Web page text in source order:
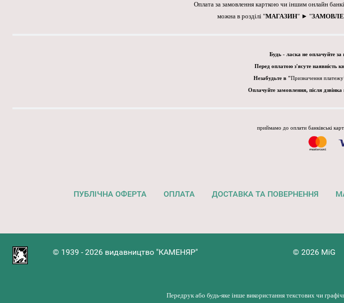
Оплата за замовлення карткою чи іншим онлайн
можна в розділі "МАГАЗИН" ► "
Будь - ласка не оплачуйте за
Перед оплатою з'ясуте наявність
Незабудьте в "Призначення платежу
Оплачуйте замовлення, після
приймамо до оплати банківські
ПУБЛІЧНА ОФЕРТА ОПЛАТА ДОСТАВКА ТА ПОВЕРНЕННЯ
© 1939 - 2026 видавництво "КАМЕНЯР" © 2026 MiG
Передрук або будь-яке інше використання текстових чи